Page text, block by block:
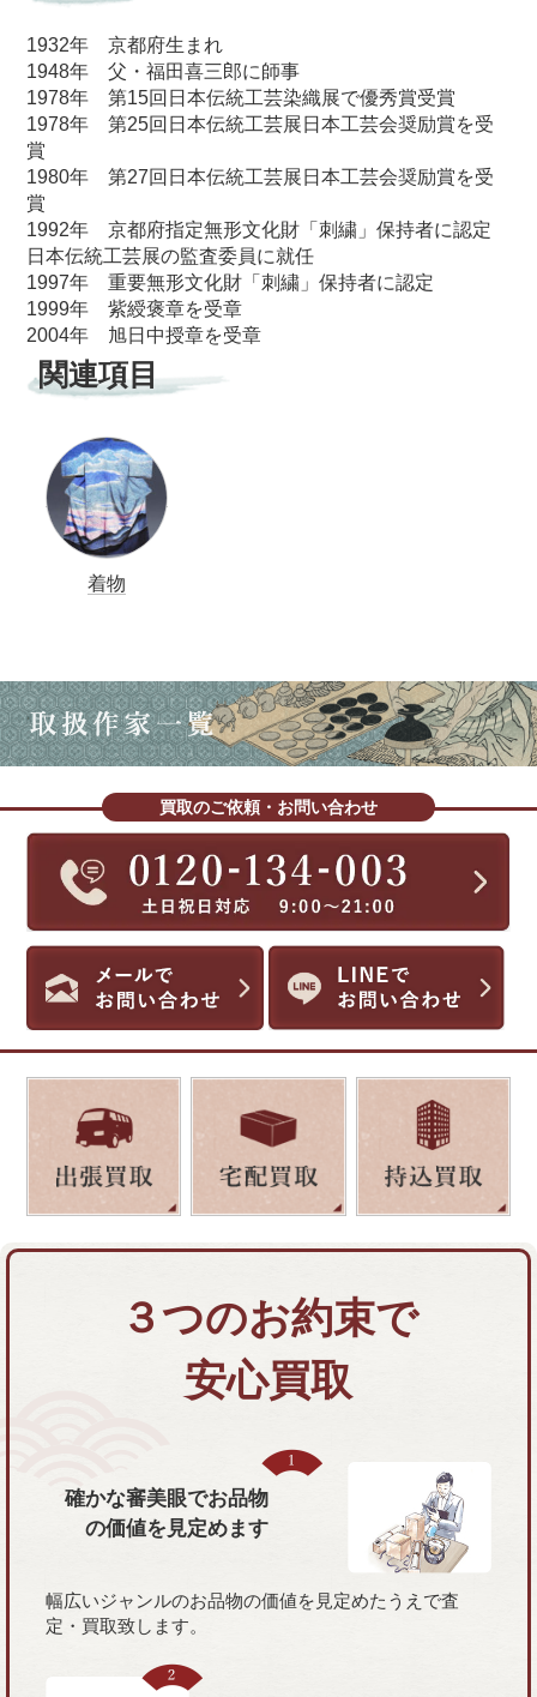
1932年 京都府生まれ
1948年 父・福田喜三郎に師事
1978年 第15回日本伝統工芸染織展で優秀賞受賞
1978年 第25回日本伝統工芸展日本工芸会奨励賞を受
賞
1980年 第27回日本伝統工芸展日本工芸会奨励賞を受
賞
1992年 京都府指定無形文化財「刺繍」保持者に認定
日本伝統工芸展の監査委員に就任
1997年 重要無形文化財「刺繍」保持者に認定
1999年 紫綬褒章を受章
2004年 旭日中授章を受章
関連項目
着物
買取のご依頼・お問い合わせ
３つのお約束で
安心買取
確かな審美眼でお品物
の価値を 見定めます
幅広いジャンルのお品物の価値を見定めたうえで査
定・買取致します。